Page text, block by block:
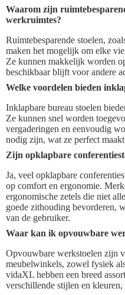
Waarom zijn
werkruimtes?
Ruimtebesparende stoelen,
maken het mogelijk om elke
Ze kunnen makkelijk worden
beschikbaar blijft voor andere
Welke voordelen bieden
Inklapbare bureau stoelen
Ze kunnen snel worden
vergaderingen en eenvoudig
nodig zijn, wat ze perfect
Zijn opklapbare
Ja, veel opklapbare
op comfort en ergonomie.
ergonomische zetels die niet
goede zithouding bevorderen,
van de gebruiker.
Waar kan ik opvouwbare
Opvouwbare werkstoelen zijn
meubelwinkels, zowel fysiek
vidaXL hebben een breed
verschillende stijlen en